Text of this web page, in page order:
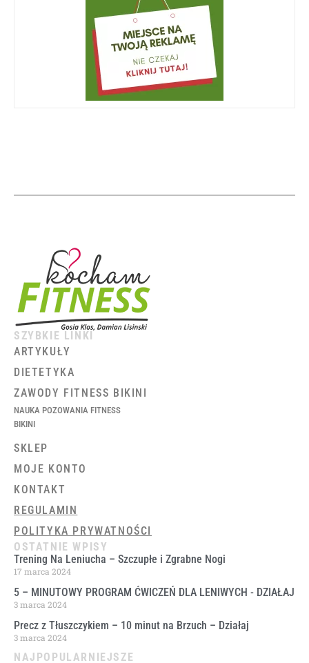
SZYBKIE LINKI
ARTYKUŁY
DIETETYKA
ZAWODY FITNESS BIKINI
NAUKA POZOWANIA FITNESS
BIKINI
SKLEP
MOJE KONTO
KONTAKT
REGULAMIN
POLITYKA PRYWATNOŚCI
OSTATNIE WPISY
Trening Na Leniucha – Szczupłe i Zgrabne Nogi
17 marca 2024
5 – MINUTOWY PROGRAM ĆWICZEŃ DLA LENIWYCH ​- DZIAŁAJ
3 marca 2024
Precz z Tłuszczykiem – 10 minut na Brzuch – Działaj
3 marca 2024
NAJPOPULARNIEJSZE